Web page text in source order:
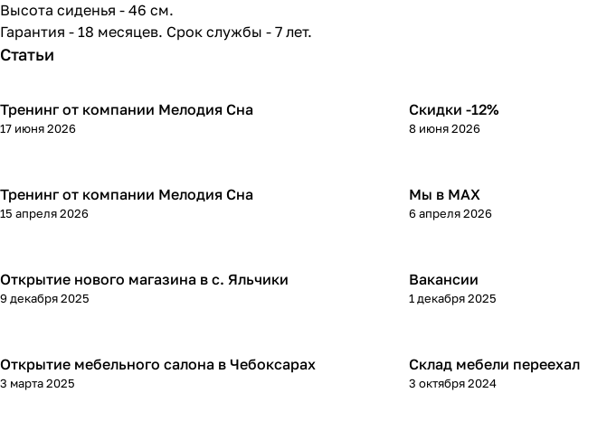
Высота сиденья - 46 см.
Гарантия - 18 месяцев. Срок службы - 7 лет.
Статьи
Тренинг от компании Мелодия Сна
17 июня 2026
Скидки -12%
8 июня 2026
Тренинг от компании Мелодия Сна
15 апреля 2026
Мы в МАХ
6 апреля 2026
Открытие нового магазина в с. Яльчики
9 декабря 2025
Вакансии
1 декабря 2025
Открытие мебельного салона в Чебоксарах
3 марта 2025
Склад мебели переехал
3 октября 2024